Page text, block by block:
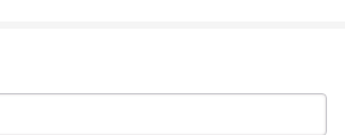
行日常的办公工作，比如文档处理、